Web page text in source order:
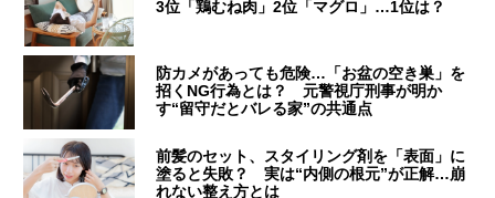
3位「鶏むね肉」2位「マグロ」…1位は？
防カメがあっても危険…「お盆の空き巣」を
招くNG行為とは？ 元警視庁刑事が明か
す“留守だとバレる家”の共通点
前髪のセット、スタイリング剤を「表面」に
塗ると失敗？ 実は“内側の根元”が正解…崩
れない整え方とは